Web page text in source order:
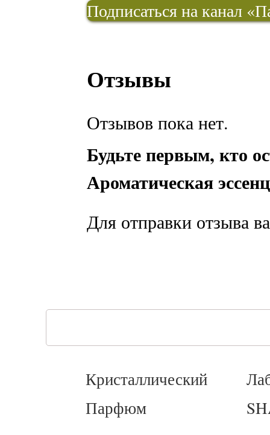
Подписаться на канал
Отзывы
Отзывов пока нет.
Будьте первым, кто
Ароматическая
Для отправки отзыва
Кристаллический
Парфюм